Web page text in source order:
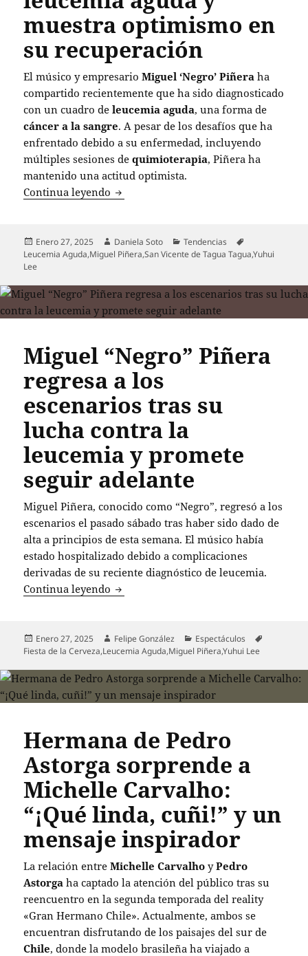
muestra optimismo en
su recuperación
El músico y empresarioMiguel ‘Negro’ Piñera ha
compartido recientemente que ha sido diagnosticado
con un cuadro deleucemia aguda, una forma de
cáncer a la sangre. A pesar de los desafíos que ha
enfrentado debido a su enfermedad, incluyendo
múltiples sesiones dequimioterapia, Piñera ha
mantenido una actitud optimista.
Continua leyendo Miguel ‘Negro’ Piñera regresa a los
Publicado
el
Enero 27, 2025 Autor
Daniela Soto Categorías
Tendencias
Leucemia Aguda,Miguel Piñera,San Vicente de Tagua Tagua,Yuhui
Lee
Miguel “Negro” Piñera
regresa a los
escenarios tras su
lucha contra la
leucemia y promete
seguir adelante
Miguel Piñera, conocido como “Negro”, regresó a los
escenarios el pasado sábado tras haber sido dado de
alta a principios de esta semana. El músico había
estado hospitalizado debido a complicaciones
derivadas de su reciente diagnóstico de leucemia.
Continua leyendo Miguel “Negro” Piñera regresa a los
Publicado
el
Enero 27, 2025 Autor
Felipe González Categorías
Espectáculos
Fiesta de la Cerveza,Leucemia Aguda,Miguel Piñera,Yuhui Lee
Hermana de Pedro
Astorga sorprende a
Michelle Carvalho:
“¡Qué linda, cuñi!” y un
mensaje inspirador
La relación entreMichelle Carvalho yPedro
Astorga ha captado la atención del público tras su
reencuentro en la segunda temporada del reality
«Gran Hermano Chile». Actualmente, ambos se
encuentran disfrutando de los paisajes del sur de
Chile, donde la modelo brasileña ha viajado a